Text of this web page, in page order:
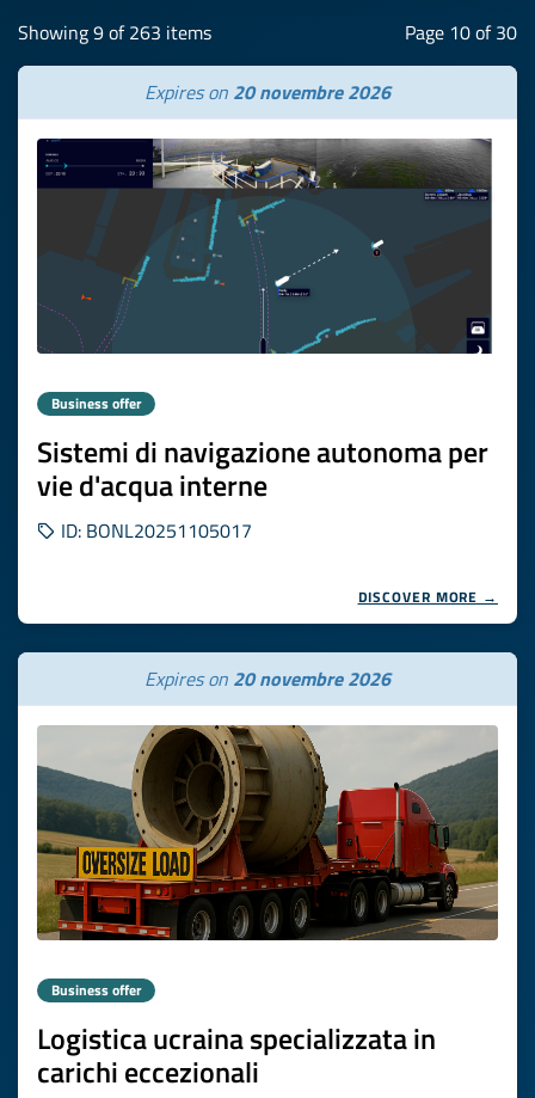
Showing 9 of 263 items Page 10 of 30
Expires on 20 novembre 2026
Business offer
Sistemi di navigazione autonoma per
vie d'acqua interne
ID: BONL20251105017
DISCOVER MORE →
Expires on 20 novembre 2026
Business offer
Logistica ucraina specializzata in
carichi eccezionali